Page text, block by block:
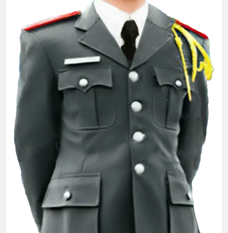
Bông cỏ may
2 Years Ago
Kẻ ở miền xa
2 Years Ago
EM ĐÃ ĐẾN
3 Years Ago
CTBCTY Tập IV chương 42
3 Years Ago
Cựu CVSQ Bùi Dzinh K3
Thăm CSVSQ TRƯƠNG VĂN VÂN K20